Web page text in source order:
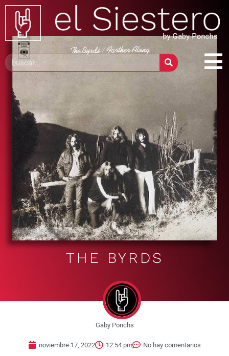
THE BYRDS
Gaby Ponchs
noviembre 17, 2022 12:54 pm No hay comentarios